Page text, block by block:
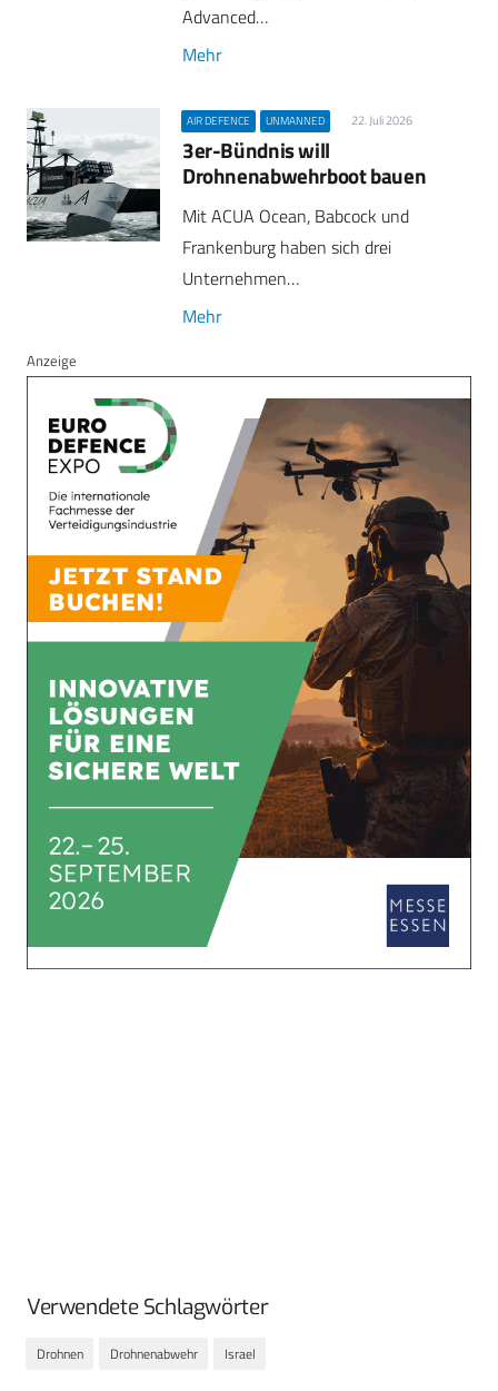
Advanced…
Mehr
AIR DEFENCE UNMANNED 22. Juli 2026
3er-Bündnis will
Drohnenabwehrboot bauen
Mit ACUA Ocean, Babcock und
Frankenburg haben sich drei
Unternehmen…
Mehr
Anzeige
Verwendete Schlagwörter
Drohnen Drohnenabwehr Israel